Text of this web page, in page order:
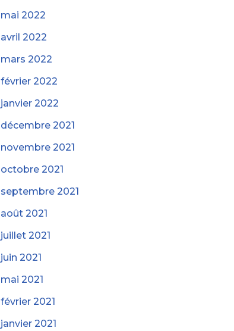
mai 2022
avril 2022
mars 2022
février 2022
janvier 2022
décembre 2021
novembre 2021
octobre 2021
septembre 2021
août 2021
juillet 2021
juin 2021
mai 2021
février 2021
janvier 2021